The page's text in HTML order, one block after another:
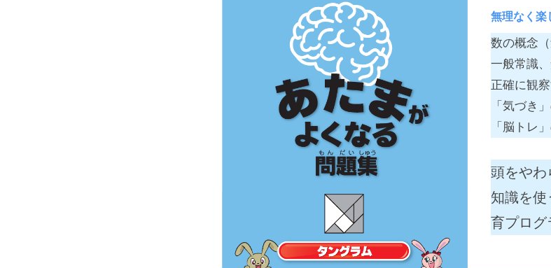
無理なく楽
数の概念
一般常識
正確に観
「気づき
「脳トレ
頭をやわ
知識を使
育プログ